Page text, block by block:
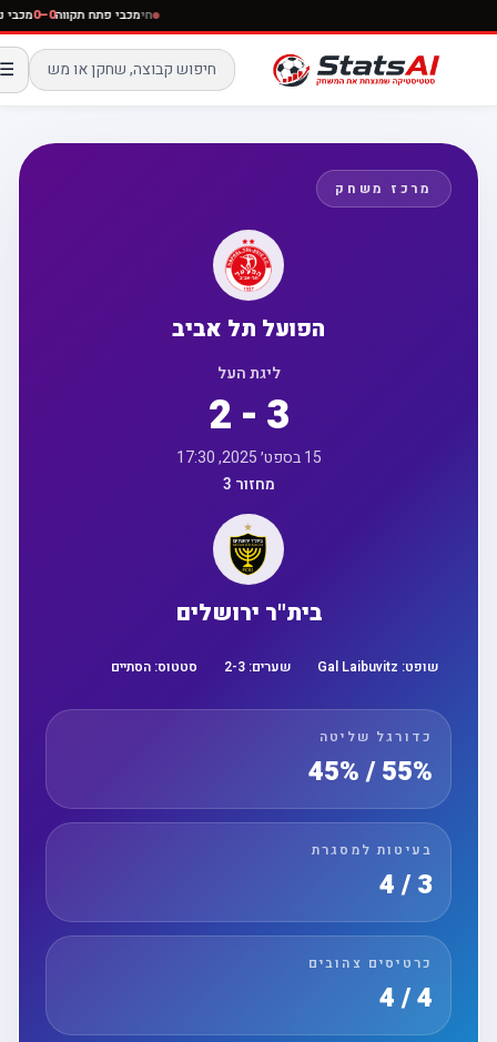
חימכבי פתח תקווה0–0
☰
מרכז משחק
הפועל תל אביב
ליגת העל
2 - 3
15 בספט׳ 2025, 17:30
מחזור 3
בית"ר ירושלים
שופט:Gal Laibuvitz שערים: 2 -3 סטטוס:הסתיים
כדורגל שליטה
55% / 45%
בעיטות למסגרת
3 / 4
כרטיסים צהובים